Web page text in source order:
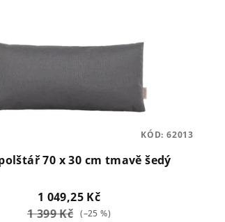
70 x 30 cm tmavě šedý
1 049,25 Kč
1 399 Kč (–25 %)
KÓD: 62013